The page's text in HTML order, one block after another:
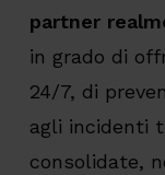
partner
in grado di
24/7, di
agli incidenti
consolidate,